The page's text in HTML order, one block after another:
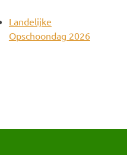
Landelijke
Opschoondag 2026